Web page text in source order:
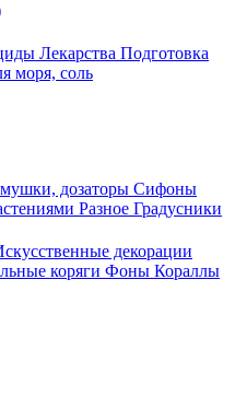
Лекарства Подготовка
моря, соль
дозаторы Сифоны
Разное Градусники
декорации
коряги Фоны Кораллы